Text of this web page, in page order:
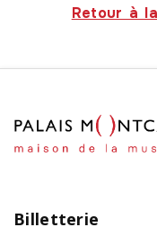
Retour à
Billetterie